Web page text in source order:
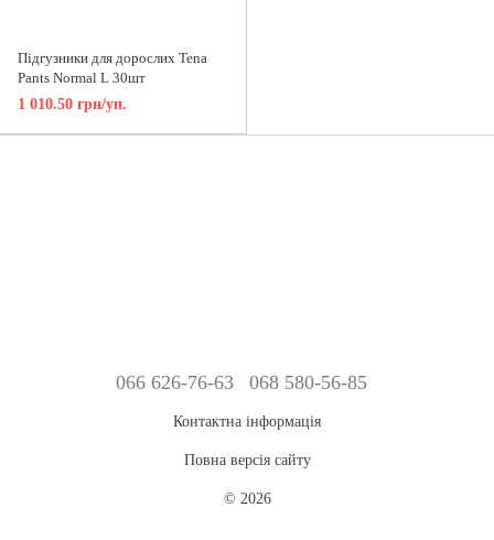
Підгузники для дорослих Tena
Pants Normal L 30шт
1 010.50 грн/уп.
066 626-76-63 068 580-56-85
Контактна інформація
Повна версія сайту
© 2026